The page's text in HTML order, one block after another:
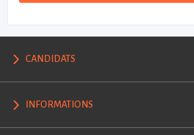
CANDIDATS
INFORMATIONS